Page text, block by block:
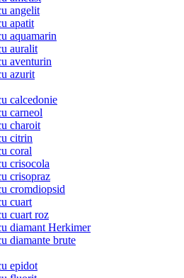
angelit
apatit
aquamarin
auralit
aventurin
azurit
calcedonie
carneol
charoit
citrin
coral
crisocola
crisopraz
cromdiopsid
cuart
cuart roz
diamant Herkimer
diamante brute
epidot